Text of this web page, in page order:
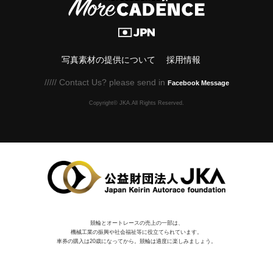
写真素材の提供について 採用情報
///// Contact Us? please send in Facebook Message
Copyright© JKA.All Rights Reserved.
競輪とオートレースの売上の一部は、
機械⼯業の振興や社会福祉等に役⽴てられています。
車券の購入は20歳になってから。競輪は適度に楽しみましょう。